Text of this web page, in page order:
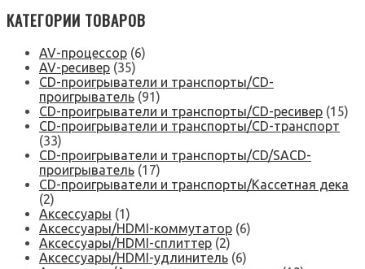
КАТЕГОРИИ ТОВАРОВ
AV-процессор (6)
AV-ресивер (35)
CD-проигрыватели и транспорты/CD-
проигрыватель (91)
CD-проигрыватели и транспорты/CD-ресивер (15)
CD-проигрыватели и транспорты/CD-транспорт
(33)
CD-проигрыватели и транспорты/CD/SACD-
проигрыватель (17)
CD-проигрыватели и транспорты/Кассетная дека
(2)
Аксессуары (1)
Аксессуары/HDMI-коммутатор (6)
Аксессуары/HDMI-сплиттер (2)
Аксессуары/HDMI-удлинитель (6)